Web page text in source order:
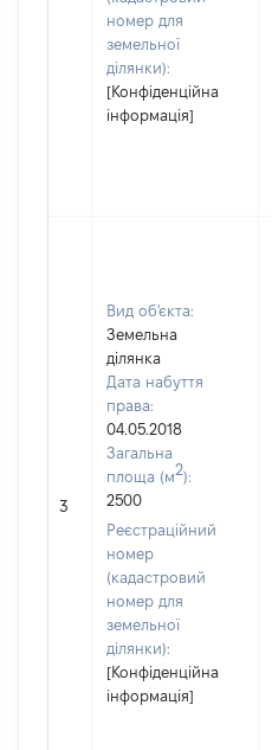
номер для
земельної
ділянки):
[Конфіденційна
інформація]
3
Вид об'єкта:
Земельна
ділянка
Дата набуття
права:
04.05.2018
Загальна
площа (м2):
2500
Реєстраційний
номер
(кадастровий
номер для
земельної
ділянки):
[Конфіденційна
інформація]